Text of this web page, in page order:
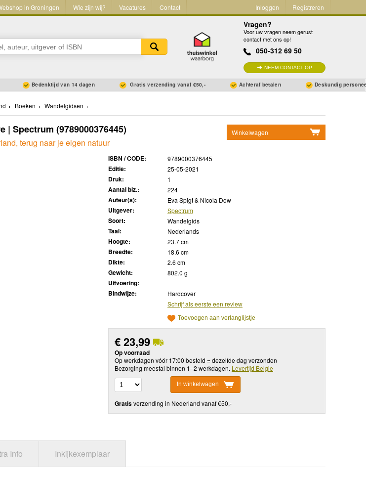
in Groningen Wie zijn wij? Vacatures Contact Inloggen Registreren
Vragen?
Voor uw vragen neem gerust
contact met ons op!
050-312 69 50
NEEM CONTACT OP
Bedenktijd van 14 dagen Gratis verzending vanaf €50,- Achteraf betalen Deskundig
Boeken Wandelgidsen
Winkelwagen
| Spectrum (9789000376445)
terug naar je eigen natuur
ISBN / CODE: 9789000376445
Editie: 25-05-2021
Druk: 1
Aantal blz.: 224
Auteur(s): Eva Spigt & Nicola Dow
Uitgever: Spectrum
Soort: Wandelgids
Taal: Nederlands
Hoogte: 23.7 cm
Breedte: 18.6 cm
Dikte: 2.6 cm
Gewicht: 802.0 g
Uitvoering: -
Bindwijze:
Hardcover
Schrijf als eerste een review
Toevoegen aan verlanglijstje
€23,99
Op voorraad
Op werkdagen vóór 17:00 besteld = dezelfde dag verzonden
Bezorging meestal binnen 1–2 werkdagen. Levertijd Belgie
In winkelwagen
Gratisverzending in Nederland vanaf €50,-
Info Inkijkexemplaar